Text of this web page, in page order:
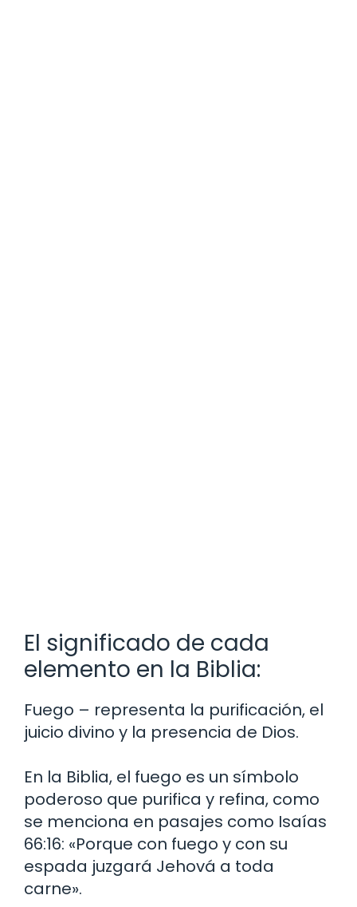
El significado de cada
elemento en la Biblia:
Fuego – representa la purificación, el
juicio divino y la presencia de Dios.
En la Biblia, el fuego es un símbolo
poderoso que purifica y refina, como
se menciona en pasajes como Isaías
66:16: «Porque con fuego y con su
espada juzgará Jehová a toda
carne».